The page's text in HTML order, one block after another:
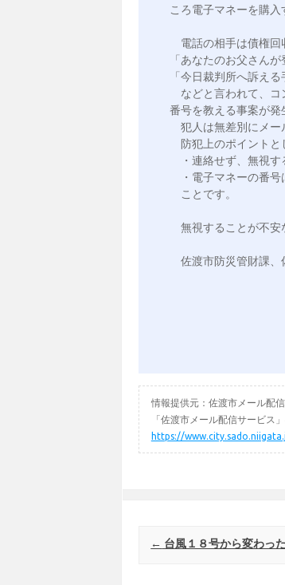
ころ電子マネーを購入
電話の相手は債権回
「あなたのお父さん
「今日裁判所へ訴え
などと言われて、コ
番号を教える事案が発
犯人は無差別にメー
防犯上のポイントと
・連絡せず、無視す
・電子マネーの番号
ことです。
無視することが不安
佐渡市防災管財課、
情報提供元：佐渡市メール配
「佐渡市メール配信サービス
https://
Post navigation
← 台風１８号から変わっ